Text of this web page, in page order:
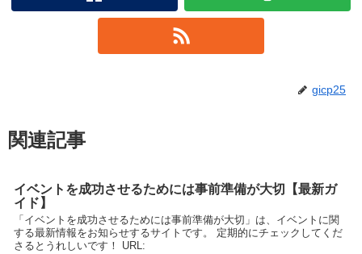
gicp25
関連記事
イベントを成功させるためには事前準備が大切【最新ガ
イド】
「イベントを成功させるためには事前準備が大切」は、イベントに関
する最新情報をお知らせするサイトです。 定期的にチェックしてくだ
さるとうれしいです！ URL: